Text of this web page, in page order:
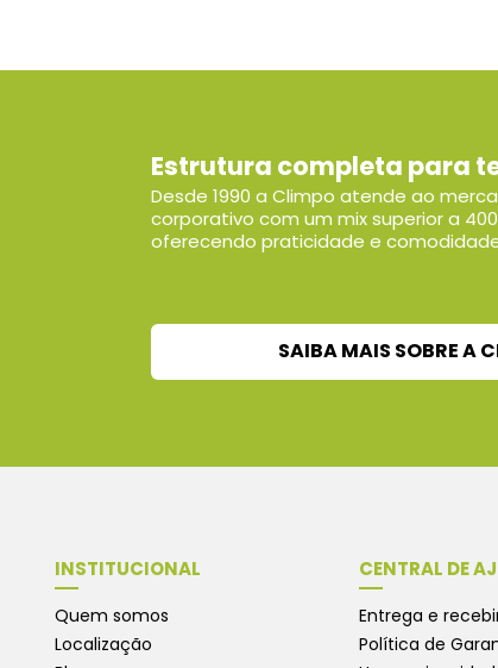
Estrutura completa para
Desde 1990 a Climpo atende ao
corporativo com um mix superior a
oferecendo praticidade e
SAIBA MAIS SOBRE A
INSTITUCIONAL
Quem somos
Localização
CENTRAL DE
Entrega e
Política de